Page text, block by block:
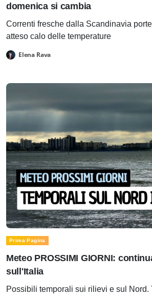
domenica si cambia
Correnti fresche dalla Scandinavia
atteso calo delle temperature
Elena Rava
Prima Pagina
Meteo PROSSIMI GIORNI:
sull'Italia
Possibili temporali sui rilievi e sul Nord.